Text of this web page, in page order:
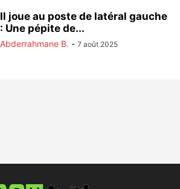
Il joue au poste de latéral gauche
: Une pépite de...
Abderrahmane B. - 7 août 2025